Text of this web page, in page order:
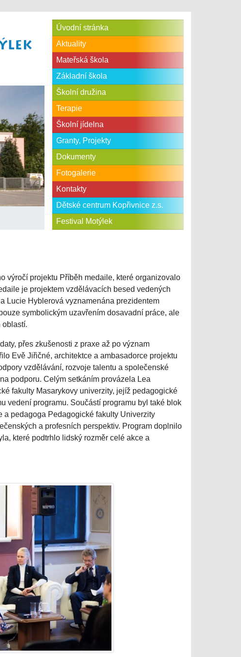
Úvodní stránka
Aktuality
Mateřská škola
Základní škola
Školní družina
Terapie
Školní jídelna
Granty, Projekty
Dokumenty
Fotogalerie
Kontakty
Dětské centrum Kopřivnice z.s.
Festival Motýlek
výročí projektu Příběh medaile, které organizovalo
je projektem vzdělávacích besed vedených
Lucie Hyblerová vyznamenána prezidentem
symbolickým uzavřením dosavadní práce, ale
oblastí.
přes zkušenosti z praxe až po význam
Evě Jiřičné, architektce a ambasadorce projektu
vzdělávání, rozvoje talentu a společenské
podporu. Celým setkáním provázela Lea
fakulty Masarykovy univerzity, jejíž pedagogické
vedení programu. Součástí programu byl také blok
pedagoga Pedagogické fakulty Univerzity
a profesních perspektiv. Program doplnilo
které podtrhlo lidský rozměr celé akce a